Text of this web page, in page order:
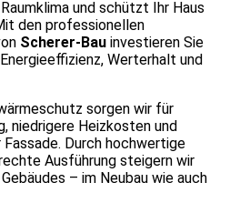
und schützt Ihr Haus
den professionellen
Scherer-Bau investieren Sie
Werterhalt und
sorgen wir für
niedrigere Heizkosten und
Durch hochwertige
Ausführung steigern wir
– im Neubau wie auch